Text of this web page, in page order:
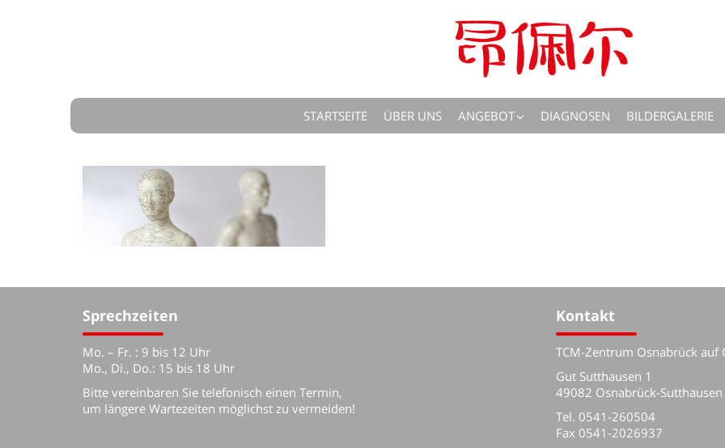
STARTSEITE ÜBER UNS ANGEBOT DIAGNOSEN BILDERGALERIE
Sprechzeiten
Mo. – Fr. : 9 bis 12 Uhr
Mo., Di., Do.: 15 bis 18 Uhr
Bitte vereinbaren Sie telefonisch einen Termin,
um längere Wartezeiten möglichst zu vermeiden!
Kontakt
TCM-Zentrum Osnabrück auf
Gut Sutthausen 1
49082 Osnabrück-Sutthausen
Tel. 0541-260504
Fax 0541-2026937